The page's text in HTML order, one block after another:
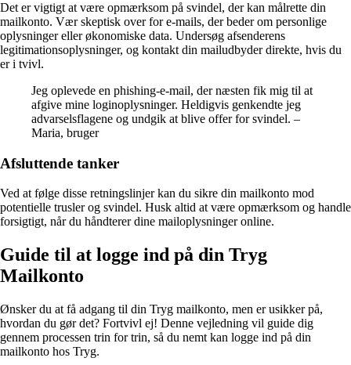
Det er vigtigt at være opmærksom på svindel, der kan målrette din
mailkonto. Vær skeptisk over for e-mails, der beder om personlige
oplysninger eller økonomiske data. Undersøg afsenderens
legitimationsoplysninger, og kontakt din mailudbyder direkte, hvis du
er i tvivl.
Jeg oplevede en phishing-e-mail, der næsten fik mig til at
afgive mine loginoplysninger. Heldigvis genkendte jeg
advarselsflagene og undgik at blive offer for svindel. –
Maria, bruger
Afsluttende tanker
Ved at følge disse retningslinjer kan du sikre din mailkonto mod
potentielle trusler og svindel. Husk altid at være opmærksom og handle
forsigtigt, når du håndterer dine mailoplysninger online.
Guide til at logge ind på din Tryg
Mailkonto
Ønsker du at få adgang til din Tryg mailkonto, men er usikker på,
hvordan du gør det? Fortvivl ej! Denne vejledning vil guide dig
gennem processen trin for trin, så du nemt kan logge ind på din
mailkonto hos Tryg.